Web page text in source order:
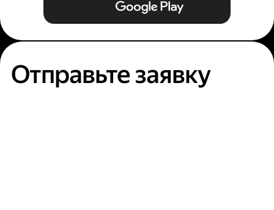
Отправьте заявку